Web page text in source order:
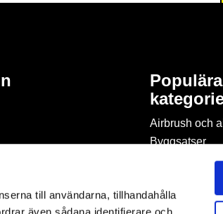
till användarna, tillhandahålla
Populära
Airbrush och
Byggsatser
Böcker &
Byggmaterial
Figurspel